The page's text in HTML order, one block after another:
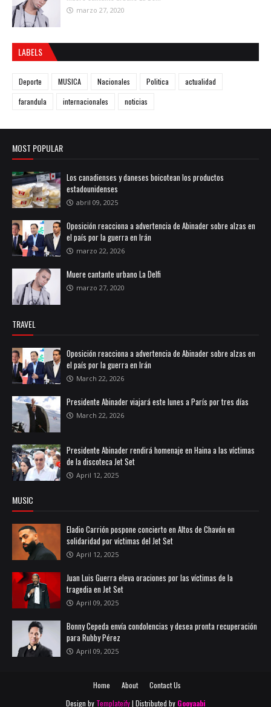
marzo 27, 2020
LABELS
Deporte MUSICA Nacionales Politica
actualidad
farandula
internacionales noticias
MOST POPULAR
Los canadienses y daneses boicotean los productos
estadounidenses
abril 09, 2025
Oposición reacciona a advertencia de Abinader sobre alzas en
el país por la guerra en Irán
marzo 22, 2026
Muere cantante urbano La Delfi
marzo 27, 2020
TRAVEL
Oposición reacciona a advertencia de Abinader sobre alzas en
el país por la guerra en Irán
March 22, 2026
Presidente Abinader viajará este lunes a París por tres días
March 22, 2026
Presidente Abinader rendirá homenaje en Haina a las víctimas
de la discoteca Jet Set
April 12, 2025
MUSIC
Eladio Carrión pospone concierto en Altos de Chavón en
solidaridad por víctimas del Jet Set
April 12, 2025
Juan Luis Guerra eleva oraciones por las víctimas de la
tragedia en Jet Set
April 09, 2025
Bonny Cepeda envía condolencias y desea pronta recuperación
para Rubby Pérez
April 09, 2025
Home About
Contact Us
Design by Templateify| Distributed by Gooyaabi